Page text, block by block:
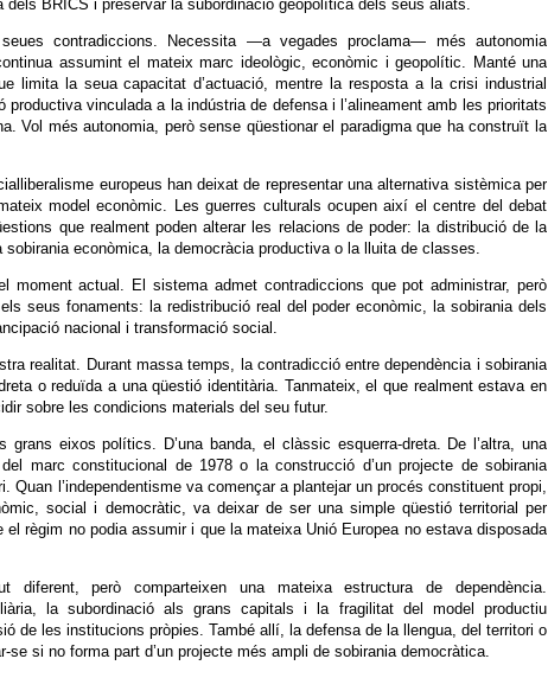
BRICS i preservar la subordinació geopolítica dels seus aliats.
contradiccions. Necessita —a vegades proclama— més autonomia
assumint el mateix marc ideològic, econòmic i geopolític. Manté una
limita la seua capacitat d’actuació, mentre la resposta a la crisi industrial
vinculada a la indústria de defensa i l’alineament amb les prioritats
Vol més autonomia, però sense qüestionar el paradigma que ha construït la
europeus han deixat de representar una alternativa sistèmica per
model econòmic. Les guerres culturals ocupen així el centre del debat
que realment poden alterar les relacions de poder: la distribució de la
econòmica, la democràcia productiva o la lluita de classes.
moment actual. El sistema admet contradiccions que pot administrar, però
seus fonaments: la redistribució real del poder econòmic, la sobirania dels
nacional i transformació social.
realitat. Durant massa temps, la contradicció entre dependència i sobirania
o reduïda a una qüestió identitària. Tanmateix, el que realment estava en
sobre les condicions materials del seu futur.
grans eixos polítics. D’una banda, el clàssic esquerra-dreta. De l’altra, una
marc constitucional de 1978 o la construcció d’un projecte de sobirania
Quan l’independentisme va començar a plantejar un procés constituent propi,
social i democràtic, va deixar de ser una simple qüestió territorial per
règim no podia assumir i que la mateixa Unió Europea no estava disposada
però comparteixen una mateixa estructura de dependència.
la subordinació als grans capitals i la fragilitat del model productiu
de les institucions pròpies. També allí, la defensa de la llengua, del territori o
si no forma part d’un projecte més ampli de sobirania democràtica.